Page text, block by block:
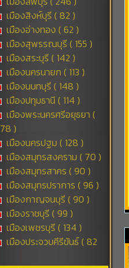
เมืองสิงห์บุรี ( 82 )
เมืองอ่างทอง ( 62 )
เมืองสุพรรณบุรี ( 155 )
เมืองสระบุรี ( 142 )
เมืองนครนายก ( 113 )
เมืองนนทบุรี ( 148 )
เมืองปทุมธานี ( 114 )
เมืองพระนครศรีอยุธยา (
)
เมืองนครปฐม ( 128 )
เมืองสมุทรสงคราม ( 70 )
เมืองสมุทรสาคร ( 90 )
เมืองสมุทรปราการ ( 96 )
เมืองกาญจนบุรี ( 90 )
เมืองราชบุรี ( 99 )
เมืองเพชรบุรี ( 134 )
เมืองประจวบคีรีขันธ์ ( 82